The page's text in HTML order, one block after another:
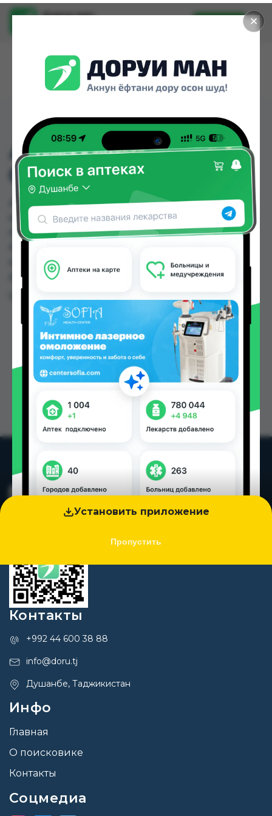
✕
Установить приложение
Пропустить
Доруи ман
Установить
АКРИДЕРМ ГК КРЕМ
0,05% 15Г ТУБА
АКРИДЕРМ ГК КРЕМ 0,05% 15Г ТУБА можно
купить или заказать в аптеках, GS Дорухона,
Абубакри Карим, Авиценна, АЗИЗ ВАКО ,
цене от 16.80 TJS до 143.80 TJS в Душанбе и
других городах Таджикистана
Контакты
+992 44 600 38 88
info@doru.tj
Душанбе, Таджикистан
Инфо
Главная
О поисковике
Контакты
Соцмедиа